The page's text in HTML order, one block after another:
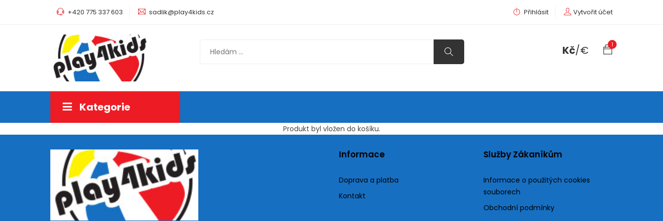
+420 775 337 603 sadlik@play4kids.cz Přihlásit Vytvořit účet
Kč/€ 1
Kategorie
Produkt byl vložen do košíku.
Informace
Doprava a platba
Kontakt
Služby Zákaníkům
Informace o použitých cookies
souborech
Obchodní podmínky